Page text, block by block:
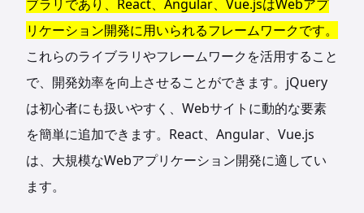
ブラリであり、React、Angular、Vue.jsはWebアプ
リケーション開発に用いられるフレームワークです。
これらのライブラリやフレームワークを活用すること
で、開発効率を向上させることができます。jQuery
は初心者にも扱いやすく、Webサイトに動的な要素
を簡単に追加できます。React、Angular、Vue.js
は、大規模なWebアプリケーション開発に適してい
ます。